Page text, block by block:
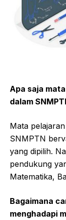
Apa saja
dalam
Mata
SNMPTN
yang dipilih.
pendukung
Matematika,
Bagaimana
menghadapi